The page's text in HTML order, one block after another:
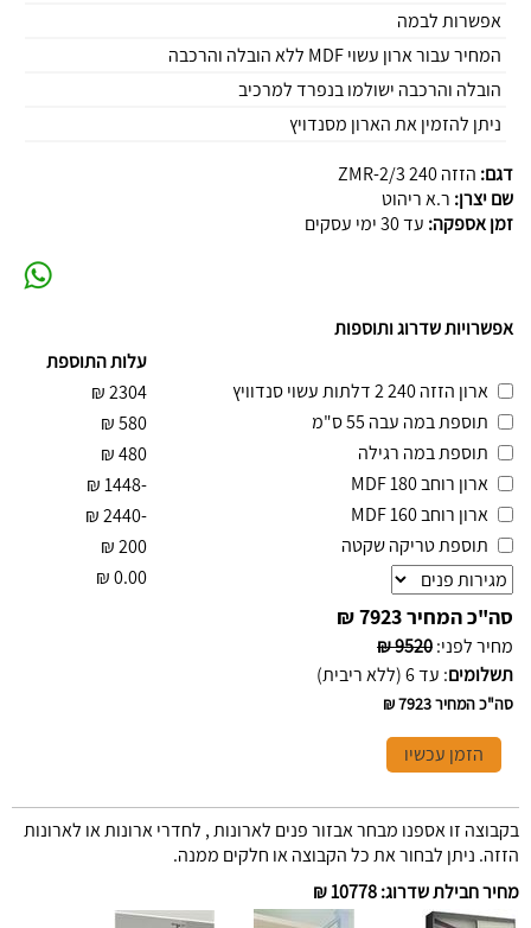
אפשרות לבמה
המחיר עבור ארון עשוי MDF ללא הובלה והרכבה
הובלה והרכבה ישולמו בנפרד למרכיב
ניתן להזמין את הארון מסנדויץ
דגם: הזזה 240 ZMR-2/3
שם יצרן: ר.א ריהוט
זמן אספקה: עד 30 ימי עסקים
אפשרויות שדרוג ותוספות
עלות התוספת
ארון הזזה 240 2 דלתות עשוי סנדוויץ
2304
₪
תוספת במה עבה 55 ס"מ
580
₪
תוספת במה רגילה
480
₪
ארון רוחב 180 MDF
-1448
₪
ארון רוחב 160 MDF
-2440
₪
תוספת טריקה שקטה
200
₪
0.00
₪
סה"כ המחיר7923 ₪
מחיר לפני:
9520 ₪
תשלומים: עד 6 (ללא ריבית)
סה"כ המחיר7923 ₪
הזמן עכשיו
בקבוצה זו אספנו מבחר אבזור פנים לארונות , לחדרי ארונות או לארונות
הזזה. ניתן לבחור את כל הקבוצה או חלקים ממנה.
מחיר חבילת שדרוג:
10778 ₪